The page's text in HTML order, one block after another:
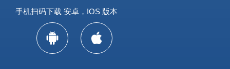
手机扫码下载 安卓，IOS 版本